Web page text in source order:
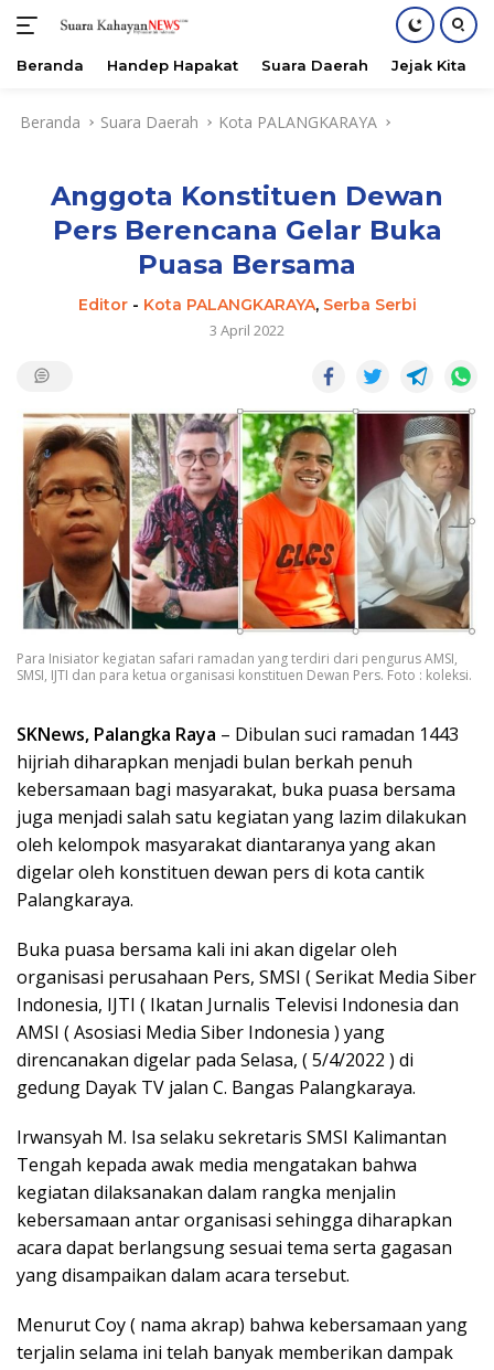
Beranda Handep Hapakat Suara Daerah Jejak Kita
Beranda Suara Daerah Kota PALANGKARAYA
Anggota Konstituen Dewan
Pers Berencana Gelar Buka
Puasa Bersama
Editor- Kota PALANGKARAYA, Serba Serbi
3 April 2022
Para Inisiator kegiatan safari ramadan yang terdiri dari pengurus AMSI,
SMSI, IJTI dan para ketua organisasi konstituen Dewan Pers. Foto : koleksi.
SKNews, Palangka Raya – Dibulan suci ramadan 1443
hijriah diharapkan menjadi bulan berkah penuh
kebersamaan bagi masyarakat, buka puasa bersama
juga menjadi salah satu kegiatan yang lazim dilakukan
oleh kelompok masyarakat diantaranya yang akan
digelar oleh konstituen dewan pers di kota cantik
Palangkaraya.
Buka puasa bersama kali ini akan digelar oleh
organisasi perusahaan Pers, SMSI ( Serikat Media Siber
Indonesia, IJTI ( Ikatan Jurnalis Televisi Indonesia dan
AMSI ( Asosiasi Media Siber Indonesia ) yang
direncanakan digelar pada Selasa, ( 5/4/2022 ) di
gedung Dayak TV jalan C. Bangas Palangkaraya.
Irwansyah M. Isa selaku sekretaris SMSI Kalimantan
Tengah kepada awak media mengatakan bahwa
kegiatan dilaksanakan dalam rangka menjalin
kebersamaan antar organisasi sehingga diharapkan
acara dapat berlangsung sesuai tema serta gagasan
yang disampaikan dalam acara tersebut.
Menurut Coy ( nama akrap) bahwa kebersamaan yang
terjalin selama ini telah banyak memberikan dampak